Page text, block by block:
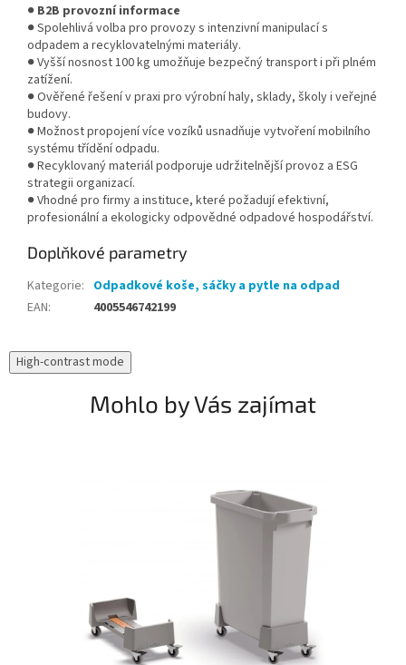
● B2B provozní informace
● Spolehlivá volba pro provozy s intenzivní manipulací s
odpadem a recyklovatelnými materiály.
● Vyšší nosnost 100 kg umožňuje bezpečný transport i při plném
zatížení.
● Ověřené řešení v praxi pro výrobní haly, sklady, školy i veřejné
budovy.
● Možnost propojení více vozíků usnadňuje vytvoření mobilního
systému třídění odpadu.
● Recyklovaný materiál podporuje udržitelnější provoz a ESG
strategii organizací.
● Vhodné pro firmy a instituce, které požadují efektivní,
profesionální a ekologicky odpovědné odpadové hospodářství.
Doplňkové parametry
Kategorie: Odpadkové koše, sáčky a pytle na odpad
EAN: 4005546742199
High-contrast mode
Mohlo by Vás zajímat